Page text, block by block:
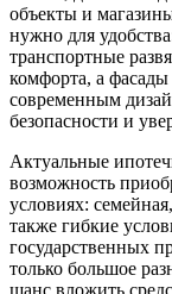
объекты и
нужно для
транспортные
комфорта, а
современным
безопасности и
Актуальные
возможность
условиях:
также гибкие
государственных
только большое
шанс вложить